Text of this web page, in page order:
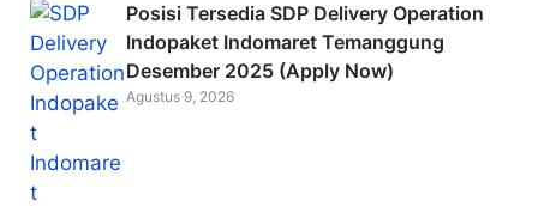
Posisi Tersedia SDP Delivery Operation
Indopaket Indomaret Temanggung
Desember 2025 (Apply Now)
Agustus 9, 2026